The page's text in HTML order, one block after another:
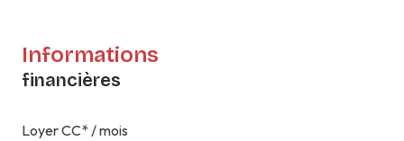
Informations
financières
Loyer CC* / mois